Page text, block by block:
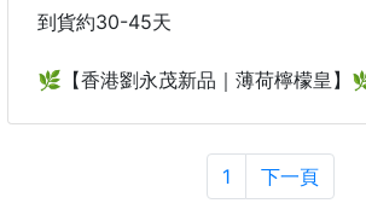
讓這款添加檸檬酸的去水垢百潔擦來幫
🌟百潔擦中添加檸檬酸因子 不含化學
不管是水槽、水龍頭、玻璃都能輕鬆
💥有效分解頑固水垢、污垢 恢復表面
到貨約30-45天
🌿【香港劉永茂新品｜薄荷檸檬皇】
感受檸檬的甘醇果香，隨後散發沁涼
甜、涼三重層次一次滿足，越吃越涮嘴
1 下一頁